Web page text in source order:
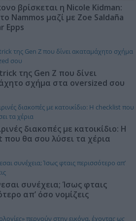
βρίσκεται η Nicole Kidman:
Nammos μαζί με Zoe Saldaña
Epps
της Gen Z που δίνει
σχήμα στα oversized σου
διακοπές με κατοικίδιο: Η
που θα σου λύσει τα χέρια
συνέχεια; Ίσως φταις
απ’ όσο νομίζεις